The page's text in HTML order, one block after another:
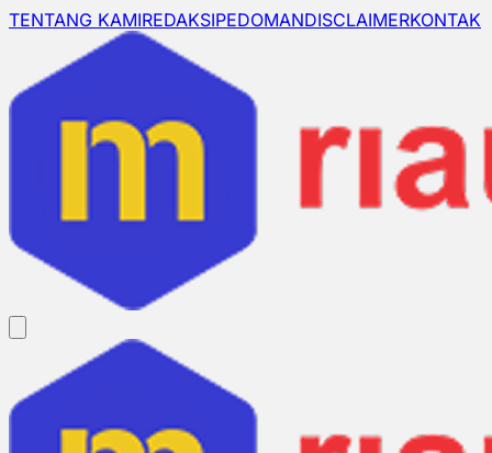
TENTANG KAMIREDAKSIPEDOMANDISCLAIMERKONTAK